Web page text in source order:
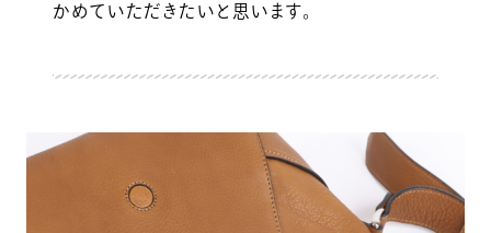
かめていただきたいと思います。